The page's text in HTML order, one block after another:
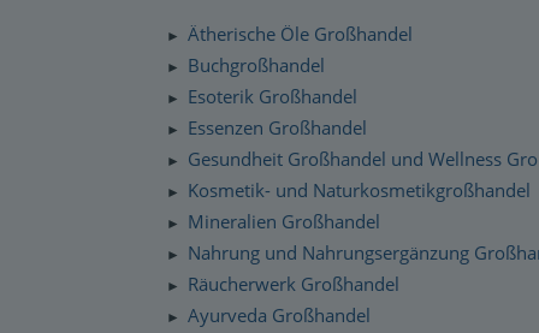
Zahlung und Versand
Datenschutzerklärung
Checkdates
Moravan Naturkosmetik
Primavera Life Sortiment
Alaya Engelkerzen
Gabriel Tech Sortiment
Engelalm Edelstein Essenzen
Schnelllager
► Ätherische Öle Großhandel
► Buchgroßhandel
► Esoterik Großhandel
► Essenzen Großhandel
► Gesundheit Großhandel und Wellness
► Kosmetik- und Naturkosmetikgroßhandel
► Mineralien Großhandel
► Nahrung und Nahrungsergänzung
► Räucherwerk Großhandel
► Ayurveda Großhandel